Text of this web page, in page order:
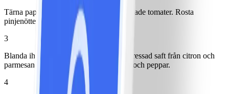
Tärna paprika och gurka. Strimla soltorkade tomater. Rosta
pinjenötter i en torr panna.
3
Blanda ihop fraiche, rivet skal och lite pressad saft från citron och
parmesan till en sås. Smaka av med salt och peppar.
4